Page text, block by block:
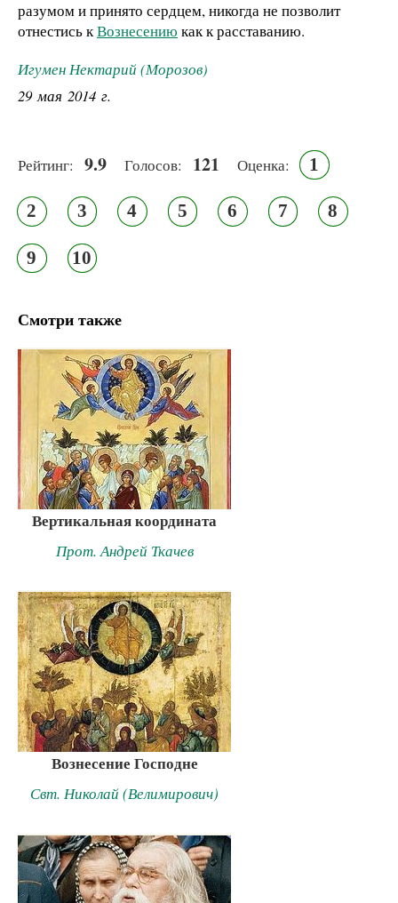
разумом и принято сердцем, никогда не позволит
отнестись кВознесению как к расставанию.
Игумен Нектарий (Морозов)
29 мая 2014 г.
Рейтинг: 9.9 Голосов: 121 Оценка: 1
2 3 4 5 6 7 8
9 10
Смотри также
Вертикальная координата
Прот. Андрей Ткачев
Вознесение Господне
Свт. Николай (Велимирович)